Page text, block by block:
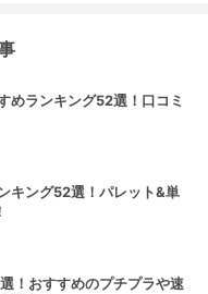
めランキング52選！口コミ
キング52選！パレット&単
！おすすめのプチプラや速